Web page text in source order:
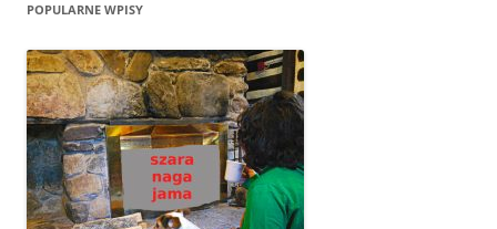
POPULARNE WPISY